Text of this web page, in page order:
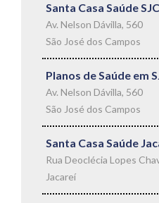
Santa Casa Saúde
Av. Nelson Dávilla, 560
São José dos Campos
Planos de Saúde em
Av. Nelson Dávilla, 560
São José dos Campos
Santa Casa Saúde
Rua Deoclécia Lopes
Jacareí